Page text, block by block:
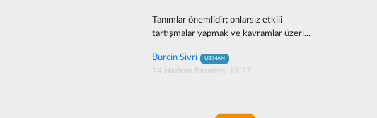
Tanımlar önemlidir; onlarsız etkili
tartışmalar yapmak ve kavramlar üzeri...
Burcin Sivri UZMAN
14 Haziran Pazartesi 13:27